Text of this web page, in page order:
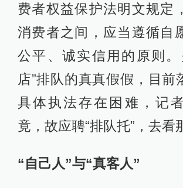
费者权益保护法明文规定
消费者之间，应当遵循自
公平、诚实信用的原则。
店”排队的真真假假，目前
具体执法存在困难，记
竟，故应聘“排队托”，去看
“自己人”与“真客人”